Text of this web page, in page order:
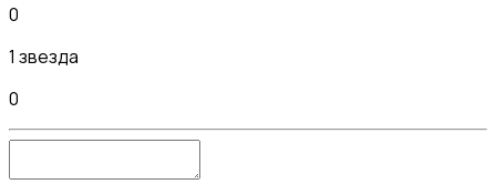
0
1 звезда
0